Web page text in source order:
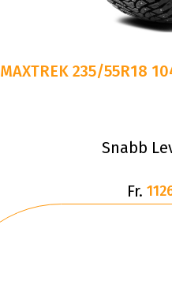
MAXTREK 235/55R18
Snabb
Fr.